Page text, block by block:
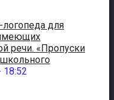
логопеда для
речи. «Пропуски
18:52